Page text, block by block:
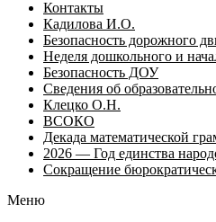
Контакты
Кадилова И.О.
Безопасность дорожного
Неделя дошкольного и
Безопасность ДОУ
Сведения об
Клецко О.Н.
ВСОКО
Декада математической
2026 — Год единства
Сокращение
Меню